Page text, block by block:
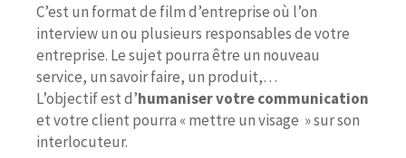
C’est un format de film d’entreprise où l’on
interview un ou plusieurs responsables de votre
entreprise. Le sujet pourra être un nouveau
service, un savoir faire, un produit,…
L’objectif est d’humaniser votre communication
et votre client pourra « mettre un visage » sur son
interlocuteur.